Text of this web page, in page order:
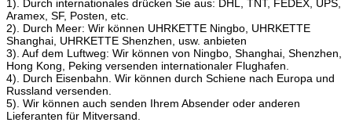
1). Durch internationales drücken Sie aus: DHL, TNT, FEDEX, UPS,
Aramex, SF, Posten, etc.
2). Durch Meer: Wir können UHRKETTE Ningbo, UHRKETTE
Shanghai, UHRKETTE Shenzhen, usw. anbieten
3). Auf dem Luftweg: Wir können von Ningbo, Shanghai, Shenzhen,
Hong Kong, Peking versenden internationaler Flughafen.
4). Durch Eisenbahn. Wir können durch Schiene nach Europa und
Russland versenden.
5). Wir können auch senden Ihrem Absender oder anderen
Lieferanten für Mitversand.